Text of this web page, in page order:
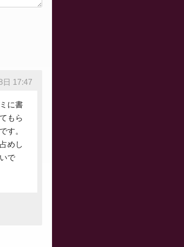
日 17:47
に書
もら
す。
めし
で